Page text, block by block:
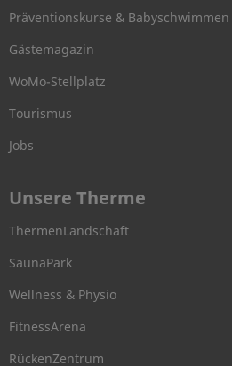
Präventionskurse & Babyschwimmen
Gästemagazin
WoMo-Stellplatz
Tourismus
Jobs
Unsere Therme
ThermenLandschaft
SaunaPark
Wellness & Physio
FitnessArena
RückenZentrum